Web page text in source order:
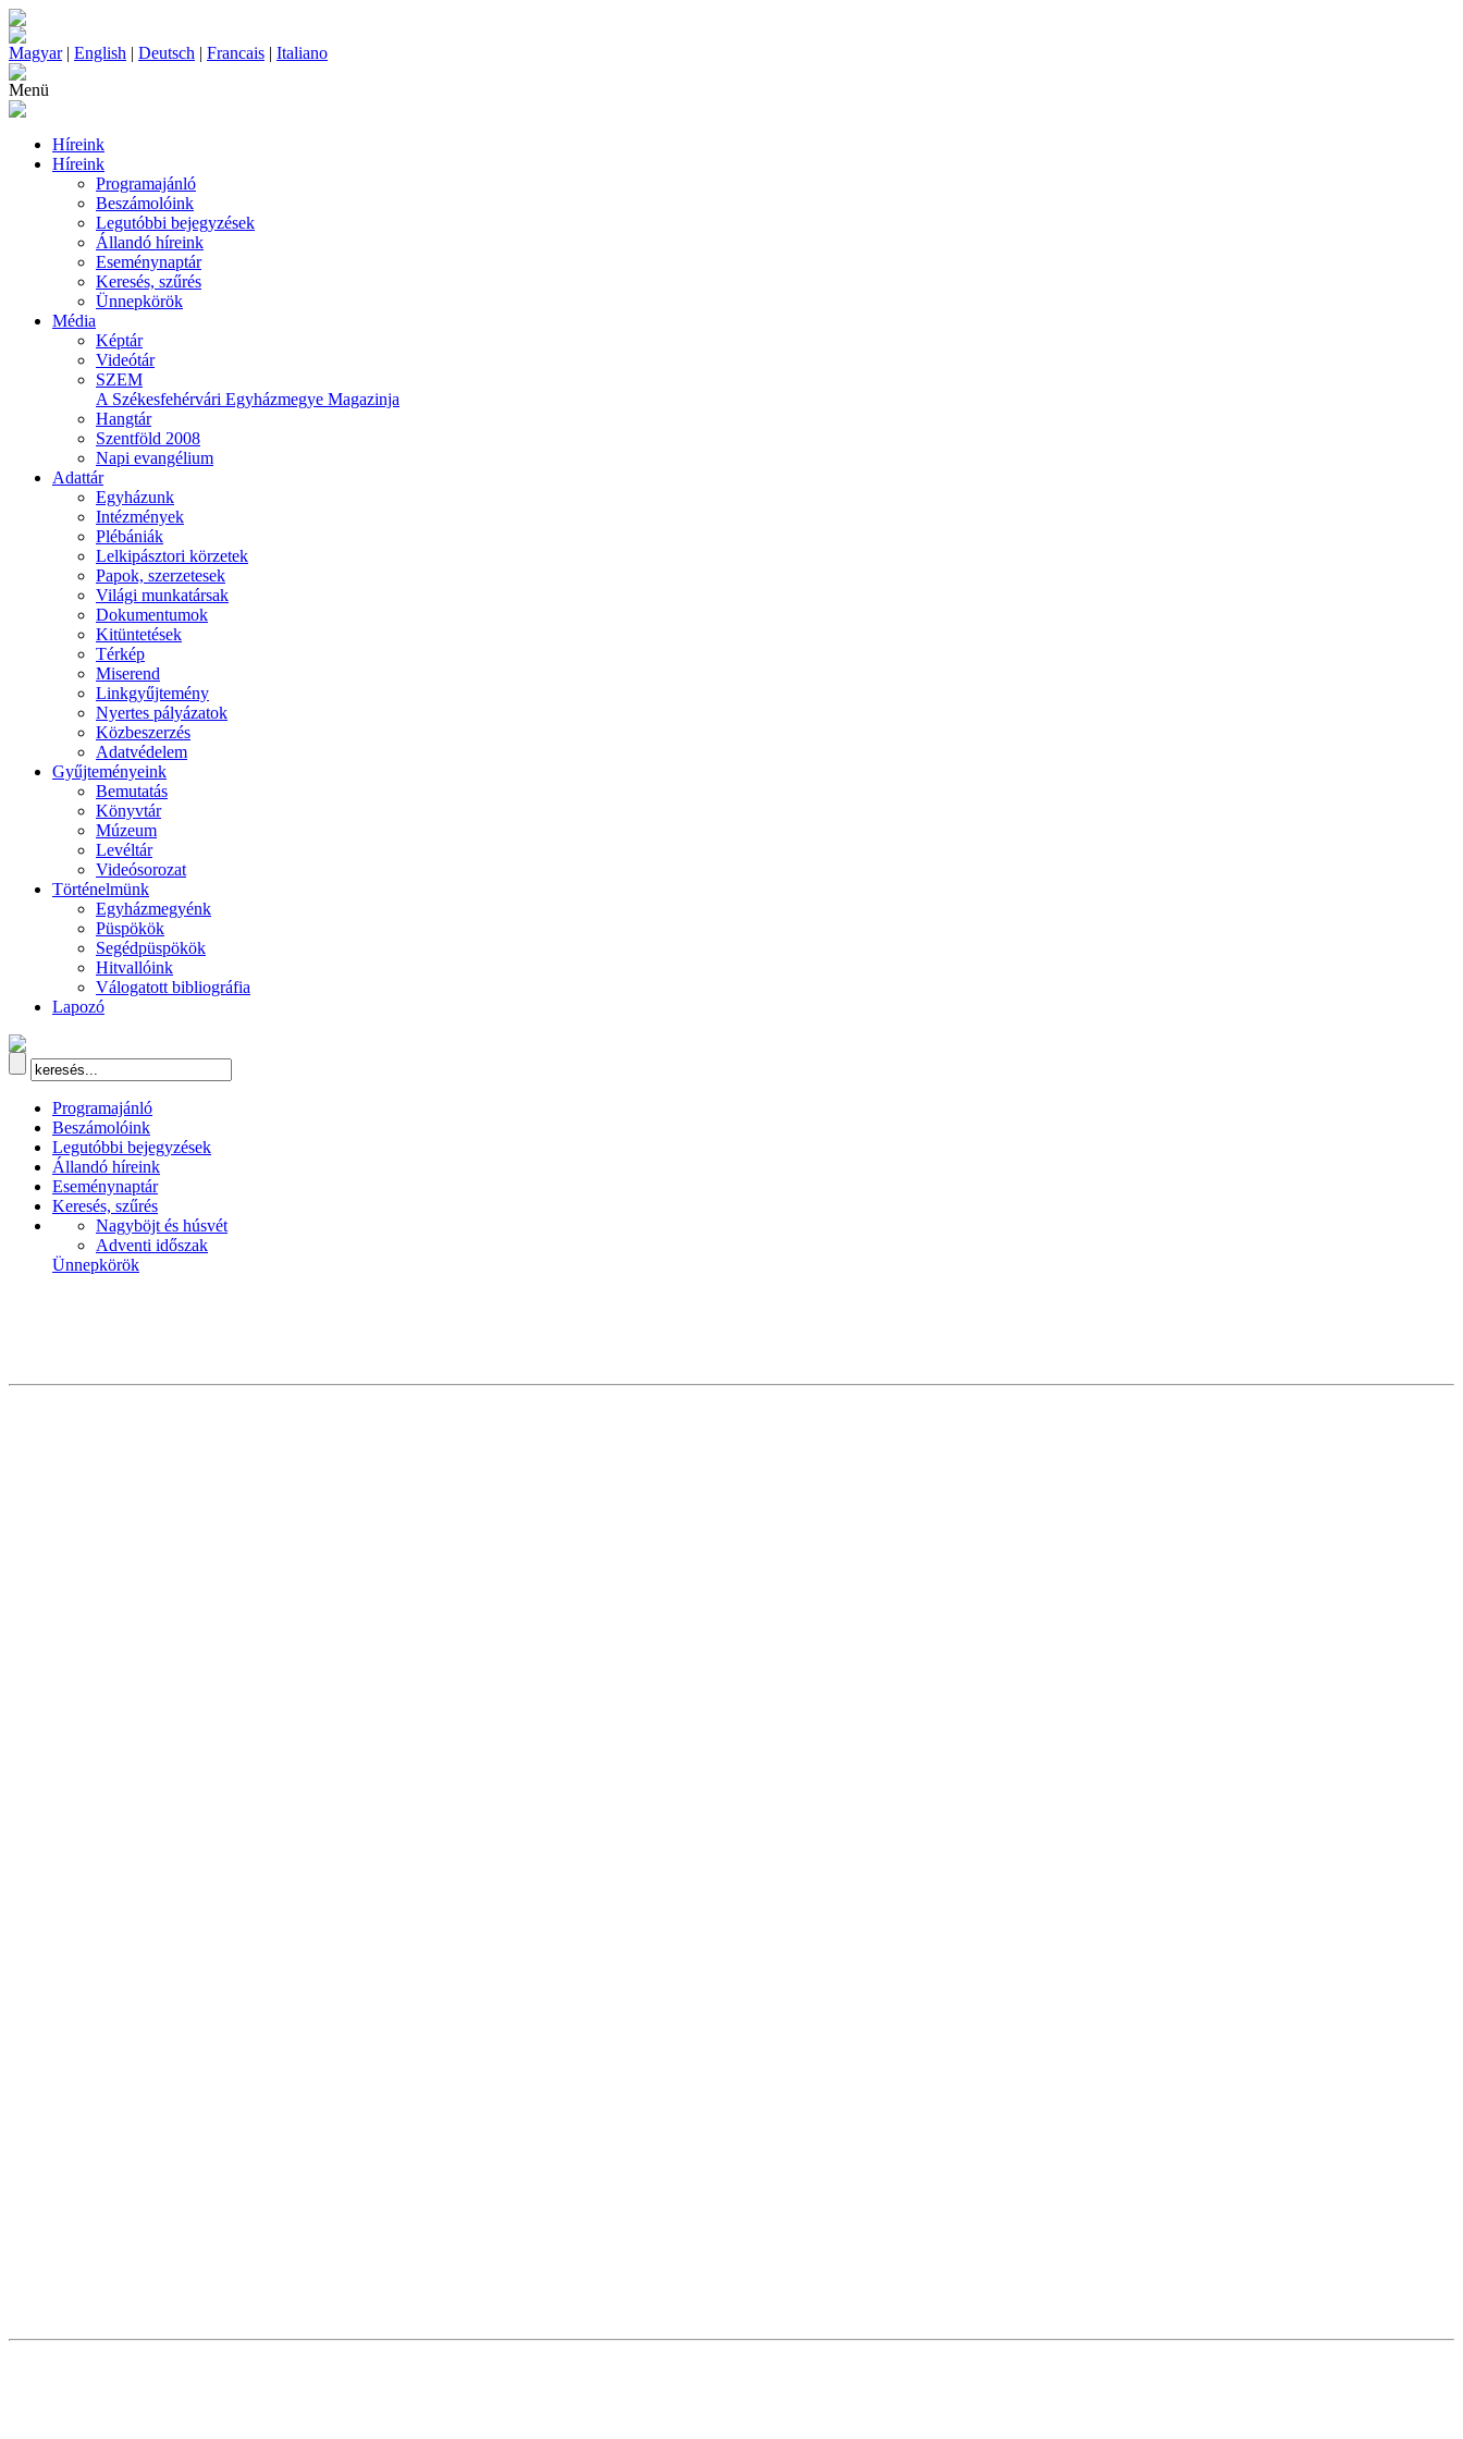
Magyar| English | Deutsch | Francais | Italiano
Menü
Híreink
Híreink
Programajánló
Beszámolóink
Legutóbbi bejegyzések
Állandó híreink
Eseménynaptár
Keresés, szűrés
Ünnepkörök
Média
Képtár
Videótár
SZEM
A Székesfehérvári Egyházmegye Magazinja
Hangtár
Szentföld 2008
Napi evangélium
Adattár
Egyházunk
Intézmények
Plébániák
Lelkipásztori körzetek
Papok, szerzetesek
Világi munkatársak
Dokumentumok
Kitüntetések
Térkép
Miserend
Linkgyűjtemény
Nyertes pályázatok
Közbeszerzés
Adatvédelem
Gyűjteményeink
Bemutatás
Könyvtár
Múzeum
Levéltár
Videósorozat
Történelmünk
Egyházmegyénk
Püspökök
Segédpüspökök
Hitvallóink
Válogatott bibliográfia
Lapozó
Programajánló
Beszámolóink
Legutóbbi bejegyzések
Állandó híreink
Eseménynaptár
Keresés, szűrés
Nagyböjt és húsvét
Adventi időszak
Ünnepkörök